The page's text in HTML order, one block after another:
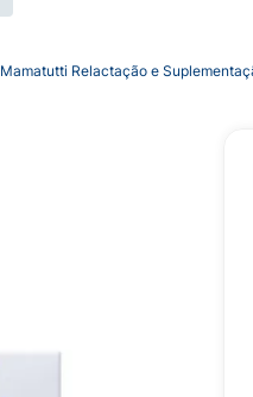
Mamatutti Relactação e